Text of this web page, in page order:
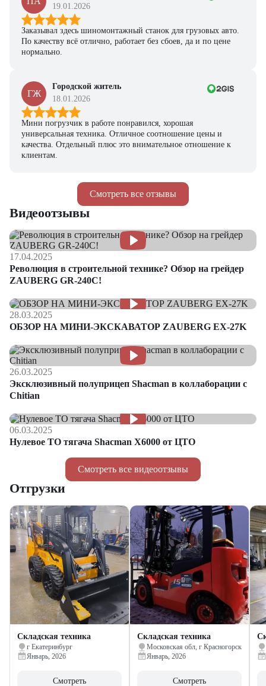
Смотреть все отзывы
19.01.2026
Заказывал здесь шиномонтажный станок для грузовых авто.
По качеству всё отлично, работает без сбоев, да и по цене
нормально.
ГЖ
Городской житель
18.01.2026
Мини погрузчик в работе понравился, хорошая
универсальная техника. Отличное соотношение цены и
качества. Отдельный плюс это внимательное отношение к
клиентам.
Смотреть все видеоотзывы
Видеоотзывы
17.04.2025
Революция в строительной технике? Обзор на грейдер
ZAUBERG GR-240C!
28.03.2025
ОБЗОР НА МИНИ-ЭКСКАВАТОР ZAUBERG EX-27K
26.03.2025
Эксклюзивный полуприцеп Shacman в коллаборации с
Chitian
06.03.2025
Нулевое ТО тягача Shacman Х6000 от ЦТО
Отгрузки
Складская техника
г Екатеринбург
Январь, 2026
Смотреть
Складская техника
Московская обл, г Красногорск
Январь, 2026
Смотреть